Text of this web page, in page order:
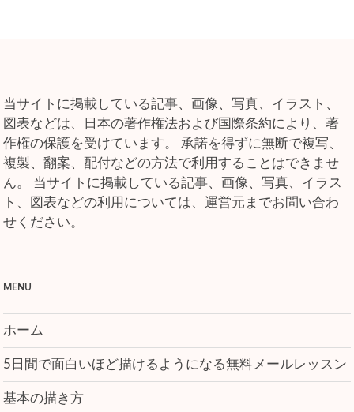
当サイトに掲載している記事、画像、写真、イラスト、
図表などは、日本の著作権法および国際条約により、著
作権の保護を受けています。 承諾を得ずに無断で複写、
複製、翻案、配付などの方法で利用することはできませ
ん。 当サイトに掲載している記事、画像、写真、イラス
ト、図表などの利用については、運営元までお問い合わ
せください。
MENU
ホーム
5日間で面白いほど描けるようになる無料メールレッスン
基本の描き方